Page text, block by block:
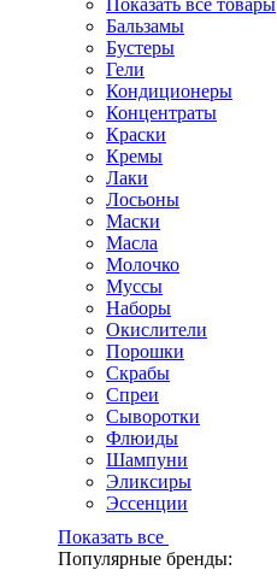
Показать все товары
Бальзамы
Бустеры
Гели
Кондиционеры
Концентраты
Краски
Кремы
Лаки
Лосьоны
Маски
Масла
Молочко
Муссы
Наборы
Окислители
Порошки
Скрабы
Спреи
Сыворотки
Флюиды
Шампуни
Эликсиры
Эссенции
Показать все
Популярные бренды: